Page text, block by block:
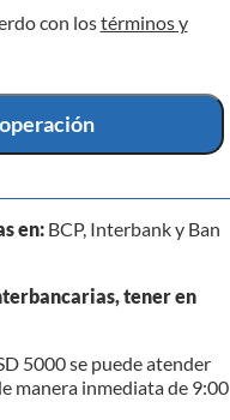
con lostérminos y
en: BCP, Interbank y Ban
tener en
5000 se puede atender
manera inmediata de 9:00